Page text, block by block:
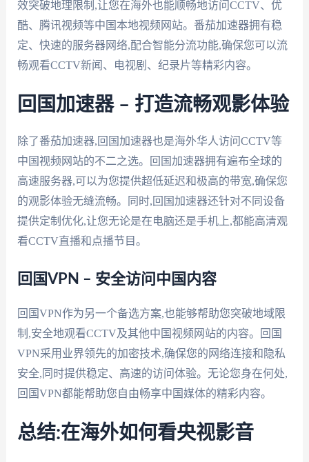
效突破地理限制,让您在海外也能顺畅地访问CCTV、优
酷、腾讯视频等中国本地视频网站。番茄加速器拥有稳
定、快速的服务器网络,配合智能分流功能,确保您可以流
畅观看CCTV新闻、电视剧、纪录片等精彩内容。
回国加速器 – 打造流畅观影体验
除了番茄加速器,回国加速器也是海外华人访问CCTV等
中国视频网站的不二之选。回国加速器拥有遍布全球的
高速服务器,可以为您提供超低延迟和极高的带宽,确保您
的观影体验无缝流畅。同时,回国加速器还针对不同设备
提供定制优化,让您无论是在电脑还是手机上,都能高清观
看CCTV直播和点播节目。
回国VPN – 安全访问中国内容
回国VPN作为另一个备选方案,也能够帮助您突破地域限
制,安全地观看CCTV及其他中国视频网站的内容。回国
VPN采用业界领先的加密技术,确保您的网络连接和隐私
安全,同时提供稳定、高速的访问体验。无论您身在何处,
回国VPN都能帮助您自由畅享中国媒体的精彩内容。
总结:在海外如何看央视影音